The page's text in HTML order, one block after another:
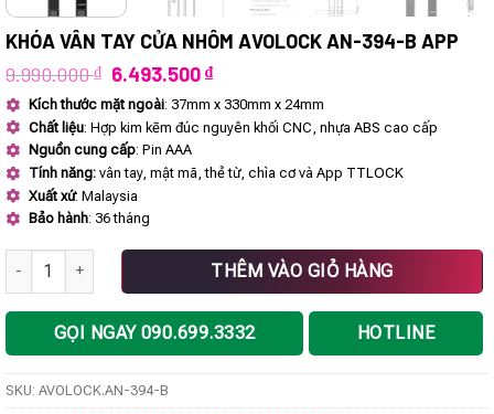
KHÓA VÂN TAY CỬA NHÔM AVOLOCK AN-394-B APP
9.990.000₫ Giá
gốc
là:
9.990.000 ₫.
6.493.500₫Giá
tại
là:
Kích thước mặt ngoài: 37mm x 330mm x 24mm
Chất liệu: Hợp kim kẽm đúc nguyên khối CNC, nhựa ABS cao cấp
Nguồn cung cấp: Pin AAA
Tính năng: vân tay, mật mã, thẻ từ, chìa cơ và App TTLOCK
Xuất xứ: Malaysia
Bảo hành: 36 tháng
Khóa vân tay cửa nhôm AVOLOCK AN-394-B App số lượng
THÊM VÀO GIỎ HÀNG
GỌI NGAY 090.699.3332 HOTLINE
SKU: AVOLOCK.AN-394-B